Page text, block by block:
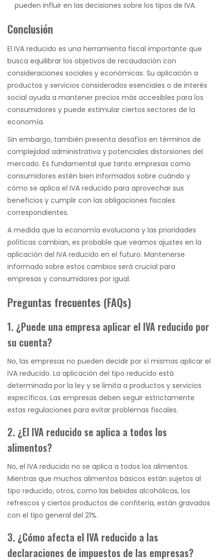
pueden influir en las decisiones sobre los tipos de IVA.
Conclusión
El IVA reducido es una herramienta fiscal importante que
busca equilibrar los objetivos de recaudación con
consideraciones sociales y económicas. Su aplicación a
productos y servicios considerados esenciales o de interés
social ayuda a mantener precios más accesibles para los
consumidores y puede estimular ciertos sectores de la
economía.
Sin embargo, también presenta desafíos en términos de
complejidad administrativa y potenciales distorsiones del
mercado. Es fundamental que tanto empresas como
consumidores estén bien informados sobre cuándo y
cómo se aplica el IVA reducido para aprovechar sus
beneficios y cumplir con las obligaciones fiscales
correspondientes.
A medida que la economía evoluciona y las prioridades
políticas cambian, es probable que veamos ajustes en la
aplicación del IVA reducido en el futuro. Mantenerse
informado sobre estos cambios será crucial para
empresas y consumidores por igual.
Preguntas frecuentes (FAQs)
1. ¿Puede una empresa aplicar el IVA reducido por
su cuenta?
No, las empresas no pueden decidir por sí mismas aplicar el
IVA reducido. La aplicación del tipo reducido está
determinada por la ley y se limita a productos y servicios
específicos. Las empresas deben seguir estrictamente
estas regulaciones para evitar problemas fiscales.
2. ¿El IVA reducido se aplica a todos los
alimentos?
No, el IVA reducido no se aplica a todos los alimentos.
Mientras que muchos alimentos básicos están sujetos al
tipo reducido, otros, como las bebidas alcohólicas, los
refrescos y ciertos productos de confitería, están gravados
con el tipo general del 21%.
3. ¿Cómo afecta el IVA reducido a las
declaraciones de impuestos de las empresas?